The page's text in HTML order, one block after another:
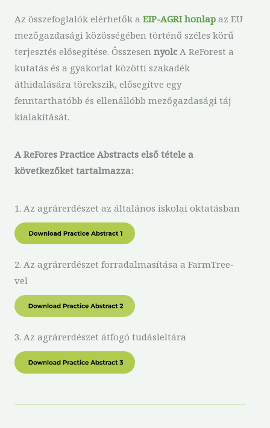
Az összefoglalók elérhetők a EIP-AGRI honlap az EU
mezőgazdasági közösségében történő széles körű
terjesztés elősegítése. Összesen nyolcA ReForest a
kutatás és a gyakorlat közötti szakadék
áthidalására törekszik, elősegítve egy
fenntarthatóbb és ellenállóbb mezőgazdasági táj
kialakítását.
A ReFores Practice Abstracts első tétele a
következőket tartalmazza:
1. Az agrárerdészet az általános iskolai oktatásban
2. Az agrárerdészet forradalmasítása a FarmTree-
vel
3. Az agrárerdészet átfogó tudásleltára